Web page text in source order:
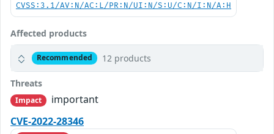
CVSS:3.1/AV:N/AC:L/PR:N/UI:N/S:U/C:N/I:N/A:H
Affected products
Recommended 12 products
Threats
Impact
important
CVE-2022-28346